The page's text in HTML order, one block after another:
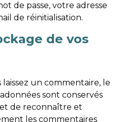
de passe, votre adresse
de réinitialisation.
de vos
laissez un commentaire, le
sont conservés
de reconnaître et
les commentaires